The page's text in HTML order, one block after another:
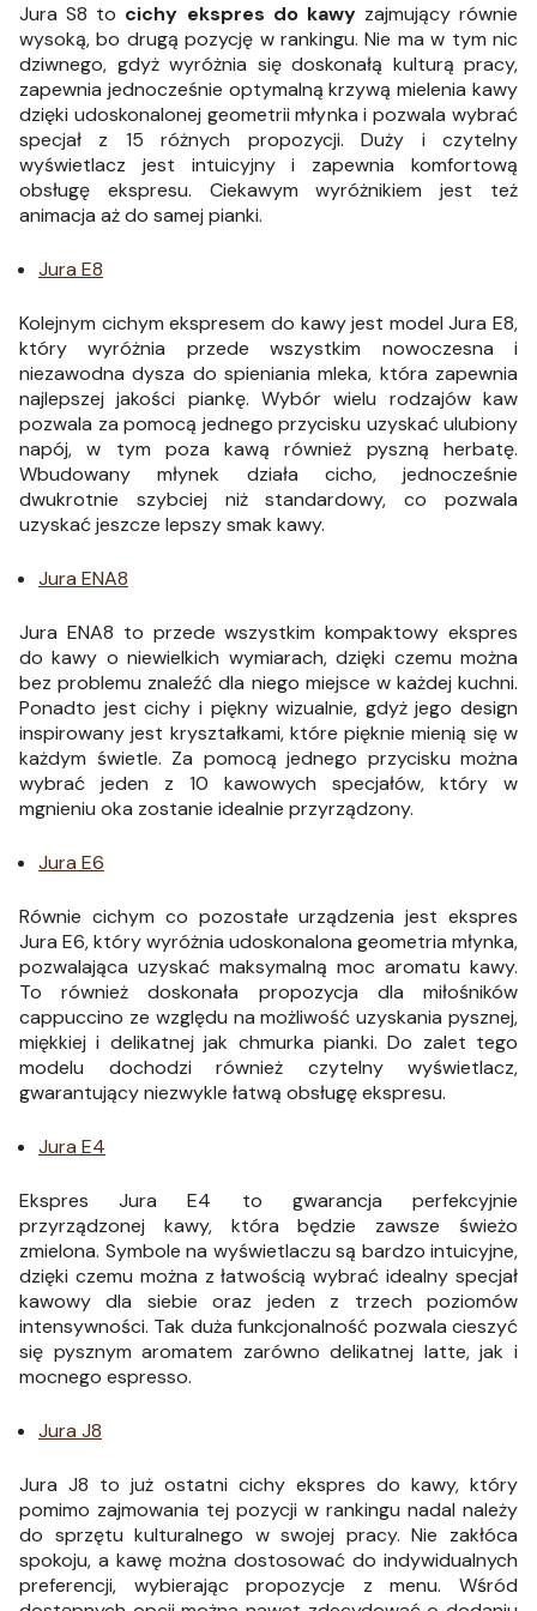
Jura S8 to cichy ekspres do kawyzajmujący równie
wysoką, bo drugą pozycję w rankingu. Nie ma w tym nic
dziwnego, gdyż wyróżnia się doskonałą kulturą pracy,
zapewnia jednocześnie optymalną krzywą mielenia kawy
dzięki udoskonalonej geometrii młynka i pozwala wybrać
specjał z 15 różnych propozycji. Duży i czytelny
wyświetlacz jest intuicyjny i zapewnia komfortową
obsługę ekspresu. Ciekawym wyróżnikiem jest też
animacja aż do samej pianki.
Jura E8
Kolejnym cichym ekspresem do kawy jest model Jura E8,
który wyróżnia przede wszystkim nowoczesna i
niezawodna dysza do spieniania mleka, która zapewnia
najlepszej jakości piankę. Wybór wielu rodzajów kaw
pozwala za pomocą jednego przycisku uzyskać ulubiony
napój, w tym poza kawą również pyszną herbatę.
Wbudowany młynek działa cicho, jednocześnie
dwukrotnie szybciej niż standardowy, co pozwala
uzyskać jeszcze lepszy smak kawy.
Jura ENA8
Jura ENA8 to przede wszystkim kompaktowy ekspres
do kawy o niewielkich wymiarach, dzięki czemu można
bez problemu znaleźć dla niego miejsce w każdej kuchni.
Ponadto jest cichy i piękny wizualnie, gdyż jego design
inspirowany jest kryształkami, które pięknie mienią się w
każdym świetle. Za pomocą jednego przycisku można
wybrać jeden z 10 kawowych specjałów, który w
mgnieniu oka zostanie idealnie przyrządzony.
Jura E6
Równie cichym co pozostałe urządzenia jest ekspres
Jura E6, który wyróżnia udoskonalona geometria młynka,
pozwalająca uzyskać maksymalną moc aromatu kawy.
To również doskonała propozycja dla miłośników
cappuccino ze względu na możliwość uzyskania pysznej,
miękkiej i delikatnej jak chmurka pianki. Do zalet tego
modelu dochodzi również czytelny wyświetlacz,
gwarantujący niezwykle łatwą obsługę ekspresu.
Jura E4
Ekspres Jura E4 to gwarancja perfekcyjnie
przyrządzonej kawy, która będzie zawsze świeżo
zmielona. Symbole na wyświetlaczu są bardzo intuicyjne,
dzięki czemu można z łatwością wybrać idealny specjał
kawowy dla siebie oraz jeden z trzech poziomów
intensywności. Tak duża funkcjonalność pozwala cieszyć
się pysznym aromatem zarówno delikatnej latte, jak i
mocnego espresso.
Jura J8
Jura J8 to już ostatni cichy ekspres do kawy, który
pomimo zajmowania tej pozycji w rankingu nadal należy
do sprzętu kulturalnego w swojej pracy. Nie zakłóca
spokoju, a kawę można dostosować do indywidualnych
preferencji, wybierając propozycje z menu. Wśród